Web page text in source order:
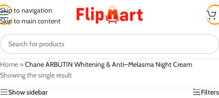
Skip to navigation
Skip to main content
Home »Chane ARBUTIN Whitening & Anti–Melasma Night Cream
Showing the single result
Show sidebar
Filters